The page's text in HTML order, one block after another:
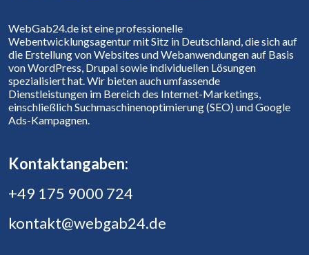
WebGab24.de ist eine professionelle
Webentwicklungsagentur mit Sitz in Deutschland, die sich auf
die Erstellung von Websites und Webanwendungen auf Basis
von WordPress, Drupal sowie individuellen Lösungen
spezialisiert hat. Wir bieten auch umfassende
Dienstleistungen im Bereich des Internet-Marketings,
einschließlich Suchmaschinenoptimierung (SEO) und Google
Ads-Kampagnen.
Kontaktangaben:
+49 175 9000 724
kontakt@webgab24.de